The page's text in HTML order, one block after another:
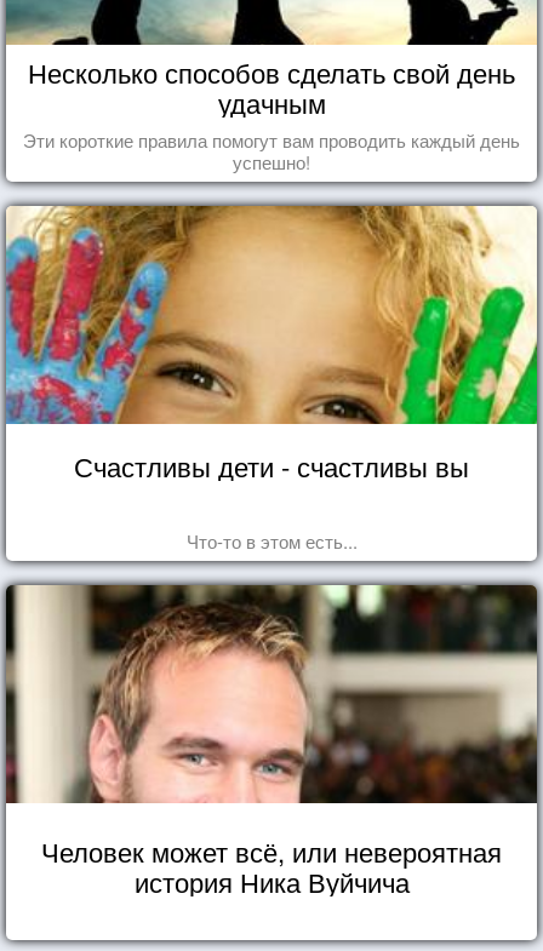
Несколько способов сделать свой день
удачным
Эти короткие правила помогут вам проводить каждый день
успешно!
Счастливы дети - счастливы вы
Что-то в этом есть...
Человек может всё, или невероятная
история Ника Вуйчича